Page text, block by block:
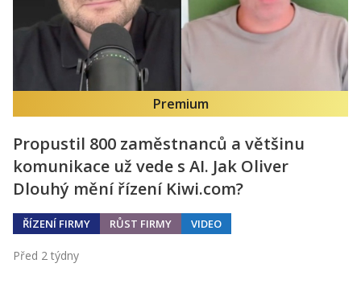
Premium
Propustil 800 zaměstnanců a většinu
komunikace už vede s AI. Jak Oliver
Dlouhý mění řízení Kiwi.com?
ŘÍZENÍ FIRMY RŮST FIRMY VIDEO
Před 2 týdny